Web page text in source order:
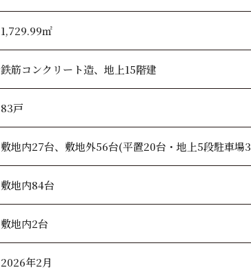
1,729.99㎡
鉄筋コンクリート造、地上15階建
83戸
敷地内27台、敷地外56台(平置20台・地上5段駐車場
敷地内84台
敷地内2台
2026年2月